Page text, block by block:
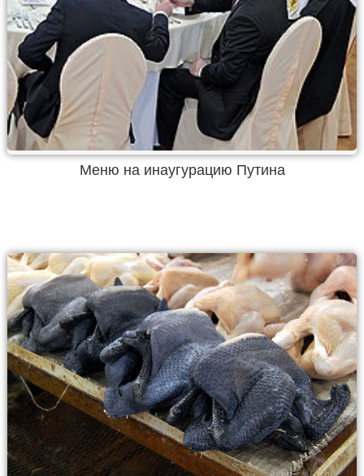
Меню на инаугурацию Путина